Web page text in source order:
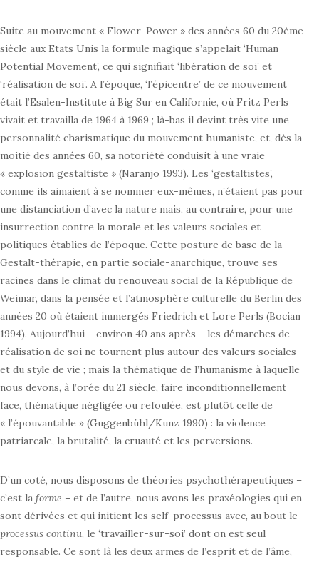
Suite au mouvement « Flower-Power » des années 60 du 20ème
siècle aux Etats Unis la formule magique s’appelait ‘Human
Potential Movement’, ce qui signifiait ‘libération de soi’ et
‘réalisation de soi’. A l’époque, ‘l’épicentre’ de ce mouvement
était l’Esalen-Institute à Big Sur en Californie, où Fritz Perls
vivait et travailla de 1964 à 1969 ; là-bas il devint très vite une
personnalité charismatique du mouvement humaniste, et, dès la
moitié des années 60, sa notoriété conduisit à une vraie
« explosion gestaltiste » (Naranjo 1993). Les ‘gestaltistes’,
comme ils aimaient à se nommer eux-mêmes, n’étaient pas pour
une distanciation d’avec la nature mais, au contraire, pour une
insurrection contre la morale et les valeurs sociales et
politiques établies de l’époque. Cette posture de base de la
Gestalt-thérapie, en partie sociale-anarchique, trouve ses
racines dans le climat du renouveau social de la République de
Weimar, dans la pensée et l’atmosphère culturelle du Berlin des
années 20 où étaient immergés Friedrich et Lore Perls (Bocian
1994). Aujourd’hui – environ 40 ans après – les démarches de
réalisation de soi ne tournent plus autour des valeurs sociales
et du style de vie ; mais la thématique de l’humanisme à laquelle
nous devons, à l’orée du 21 siècle, faire inconditionnellement
face, thématique négligée ou refoulée, est plutôt celle de
« l’épouvantable » (Guggenbühl/Kunz 1990) : la violence
patriarcale, la brutalité, la cruauté et les perversions.
D’un coté, nous disposons de théories psychothérapeutiques –
c’est la forme – et de l’autre, nous avons les praxéologies qui en
sont dérivées et qui initient les self-processus avec, au bout le
processus continu, le ‘travailler-sur-soi’ dont on est seul
responsable. Ce sont là les deux armes de l’esprit et de l’âme,